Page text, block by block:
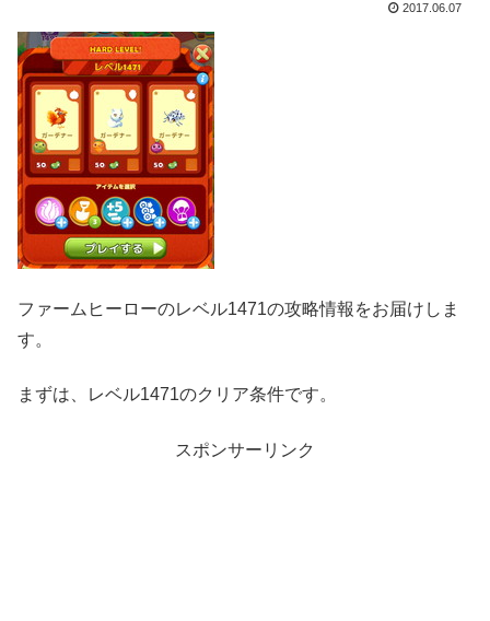
2017.06.07
ファームヒーローのレベル1471の攻略情報をお届けしま
す。
まずは、レベル1471のクリア条件です。
スポンサーリンク